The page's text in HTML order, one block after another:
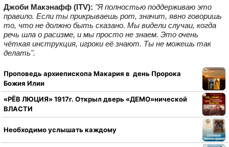
Джоби Макэнафф (ITV): "Я полностью поддерживаю это
правило. Если ты прикрываешь рот, значит, явно говоришь
то, что не должно быть сказано. Мы видели случаи, когда
речь шла о расизме, и мы просто не знаем. Это очень
чёткая инструкция, игроки её знают. Ты не можешь так
делать".
Проповедь архиепископа Макария в день Пророка
Божия Илии
«РЁВ ЛЮЦИЯ» 1917г. Открыл дверь «ДЕМО»нической
ВЛАСТИ
Необходимо услышать каждому